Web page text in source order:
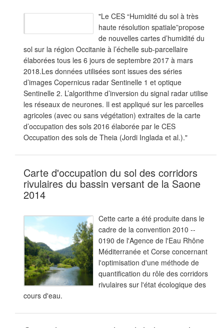
"Le CES “Humidité du sol à très
haute résolution spatiale”propose
de nouvelles cartes d’humidité du
sol sur la région Occitanie à l’échelle sub-parcellaire
élaborées tous les 6 jours de septembre 2017 à mars
2018.Les données utilisées sont issues des séries
d’images Copernicus radar Sentinelle 1 et optique
Sentinelle 2. L’algorithme d’inversion du signal radar utilise
les réseaux de neurones. Il est appliqué sur les parcelles
agricoles (avec ou sans végétation) extraites de la carte
d’occupation des sols 2016 élaborée par le CES
Occupation des sols de Theia (Jordi Inglada et al.)."
Carte d'occupation du sol des corridors
rivulaires du bassin versant de la Saone
2014
Cette carte a été produite dans le
cadre de la convention 2010 --
0190 de l'Agence de l'Eau Rhône
Méditerranée et Corse concernant
l'optimisation d'une méthode de
quantification du rôle des corridors
rivulaires sur l'état écologique des
cours d'eau.